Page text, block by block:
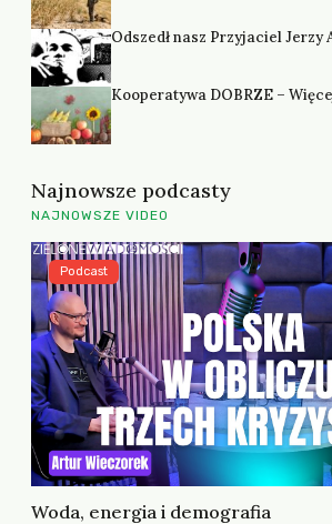
Odszedł nasz Przyjaciel Jerzy
Kooperatywa DOBRZE –
Najnowsze podcasty
NAJNOWSZE VIDEO
Woda, energia i demografia
Podcast